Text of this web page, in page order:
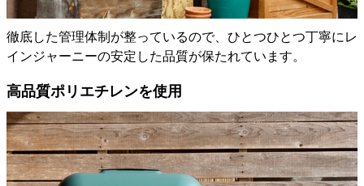
徹底した管理体制が整っているので、ひとつひとつ丁寧にレ
インジャーニーの安定した品質が保たれています。
高品質ポリエチレンを使用